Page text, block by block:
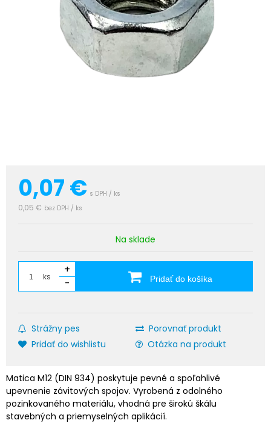
0,07€ s DPH / ks
0,05 € bez DPH / ks
Na sklade
ks
+
-
Pridať do košíka
Strážny pes
Porovnať produkt
Pridať do wishlistu
Otázka na produkt
Matica M12 (DIN 934) poskytuje pevné a spoľahlivé
upevnenie závitových spojov. Vyrobená z odolného
pozinkovaného materiálu, vhodná pre širokú škálu
stavebných a priemyselných aplikácií.